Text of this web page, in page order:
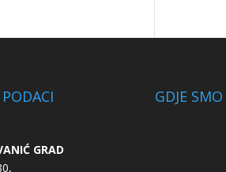
GRAD
GDJE SMO